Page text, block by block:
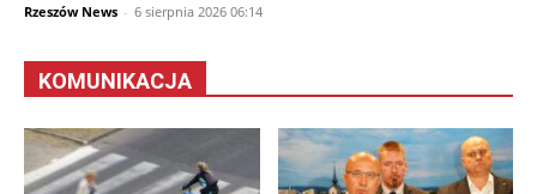
Rzeszów News - 6 sierpnia 2026 06:14
KOMUNIKACJA